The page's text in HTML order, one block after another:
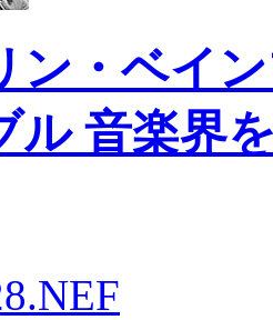
ン・ベイ
ル 音楽界